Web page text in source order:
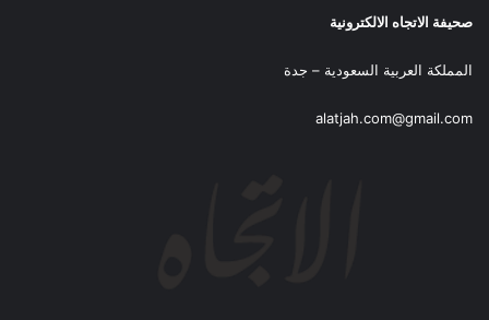
صحيفة الاتجاه الالكترونية
المملكة العربية السعودية – جدة
alatjah.com@gmail.com